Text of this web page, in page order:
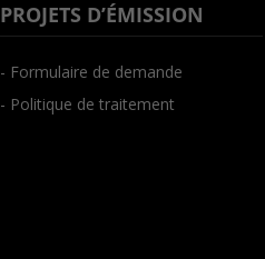
PROJETS D’ÉMISSION
- Formulaire de demande
- Politique de traitement